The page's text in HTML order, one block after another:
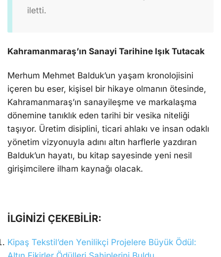
iletti.
Kahramanmaraş’ın Sanayi Tarihine Işık Tutacak
Merhum Mehmet Balduk’un yaşam kronolojisini
içeren bu eser, kişisel bir hikaye olmanın ötesinde,
Kahramanmaraş’ın sanayileşme ve markalaşma
dönemine tanıklık eden tarihi bir vesika niteliği
taşıyor. Üretim disiplini, ticari ahlakı ve insan odaklı
yönetim vizyonuyla adını altın harflerle yazdıran
Balduk’un hayatı, bu kitap sayesinde yeni nesil
girişimcilere ilham kaynağı olacak.
İLGİNİZİ ÇEKEBİLİR:
Kipaş Tekstil’den Yenilikçi Projelere Büyük Ödül: